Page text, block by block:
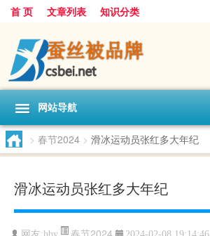
首 页 文章列表 知识分类
网站导航
> 春节2024 > 滑冰运动员张红多大年纪
滑冰运动员张红多大年纪
春节2024